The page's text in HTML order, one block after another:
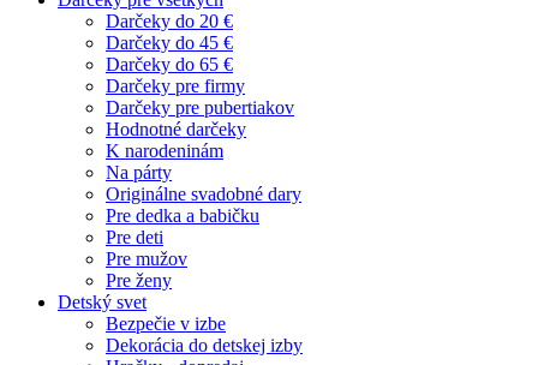
Darčeky do 20 €
Darčeky do 45 €
Darčeky do 65 €
Darčeky pre firmy
Darčeky pre pubertiakov
Hodnotné darčeky
K narodeninám
Na párty
Originálne svadobné dary
Pre dedka a babičku
Pre deti
Pre mužov
Pre ženy
Detský svet
Bezpečie v izbe
Dekorácia do detskej izby